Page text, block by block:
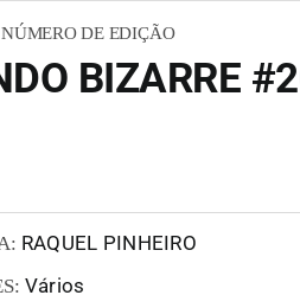
DE EDIÇÃO
BIZARRE
RAQUEL PINHEIRO
Vários